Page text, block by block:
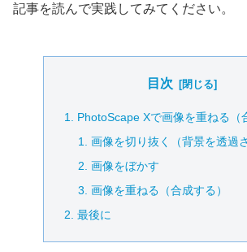
記事を読んで実践してみてください。
目次
PhotoScape Xで画像を重ねる（
画像を切り抜く（背景を透過
画像をぼかす
画像を重ねる（合成する）
最後に